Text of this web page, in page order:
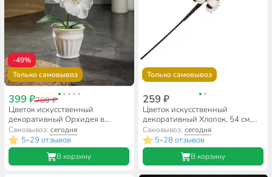
-49%
Только самовывоз
399 ₽789 ₽
Цветок искусственный
декоративный Орхидея в
кашпо, 32 см, белый, Y4-7934
Самовывоз:сегодня
5•29 отзывов
В корзину
Только самовывоз
259 ₽
Цветок искусственный
декоративный Хлопок, 54 см,
Y4-7936
Самовывоз: сегодня
5•28 отзывов
В корзину